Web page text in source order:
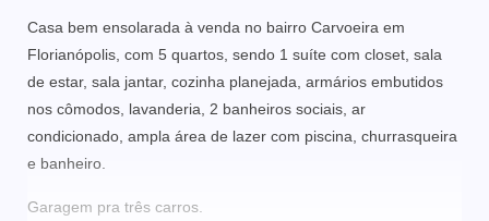
Casa bem ensolarada à venda no bairro Carvoeira em
Florianópolis, com 5 quartos, sendo 1 suíte com closet, sala
de estar, sala jantar, cozinha planejada, armários embutidos
nos cômodos, lavanderia, 2 banheiros sociais, ar
condicionado, ampla área de lazer com piscina, churrasqueira
e banheiro.
Garagem pra três carros.